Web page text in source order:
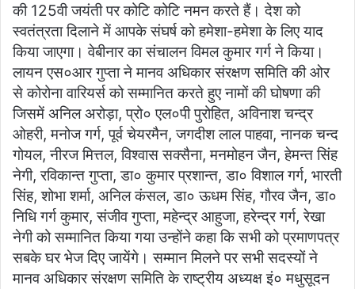
की 125वी जयंती पर कोटि कोटि नमन करते हैं। देश को
स्वतंत्रता दिलाने में आपके संघर्ष को हमेशा-हमेशा के लिए याद
किया जाएगा। वेबीनार का संचालन विमल कुमार गर्ग ने किया।
लायन एस०आर गुप्ता ने मानव अधिकार संरक्षण समिति की ओर
से कोरोना वारियर्स को सम्मानित करते हुए नामों की घोषणा की
जिसमें अनिल अरोड़ा, प्रो० एल०पी पुरोहित, अविनाश चन्द्र
ओहरी, मनोज गर्ग, पूर्व चेयरमैन, जगदीश लाल पाहवा, नानक चन्द
गोयल, नीरज मित्तल, विश्वास सक्सैना, मनमोहन जैन, हेमन्त सिंह
नेगी, रविकान्त गुप्ता, डा० कुमार प्रशान्त, डा० विशाल गर्ग, भारती
सिंह, शोभा शर्मा, अनिल कंसल, डा० ऊधम सिंह, गौरव जैन, डा०
निधि गर्ग कुमार, संजीव गुप्ता, महेन्द्र आहुजा, हरेन्द्र गर्ग, रेखा
नेगी को सम्मानित किया गया उन्होंने कहा कि सभी को प्रमाणपत्र
सबके घर भेज दिए जायेंगे। सम्मान मिलने पर सभी सदस्यों ने
मानव अधिकार संरक्षण समिति के राष्ट्रीय अध्यक्ष इं० मधुसूदन